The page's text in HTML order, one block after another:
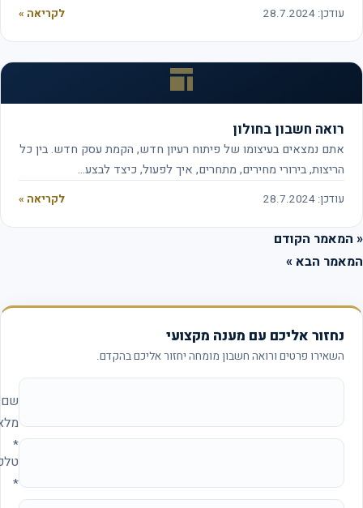
עודכן: 28.7.2024 לקריאה »
רואה חשבון בחולון
אתם נמצאים בעיצומו של פיתוח רעיון חדש, הקמת עסק חדש. בין כל
הריצות, בירורי מחירים, מתחרים, איך לפעול, כיצד לבצע…
עודכן: 28.7.2024 לקריאה »
הקודם
הבא »
נחזור אליכם עם מענה מקצועי
השאירו פרטים ורואה חשבון מומחה יחזור אליכם בהקדם.
אתר החברה (להשאיר ריק)
שם
מלא
טלפון
*